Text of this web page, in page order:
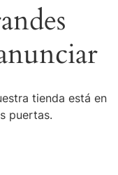
tienda está en
puertas.